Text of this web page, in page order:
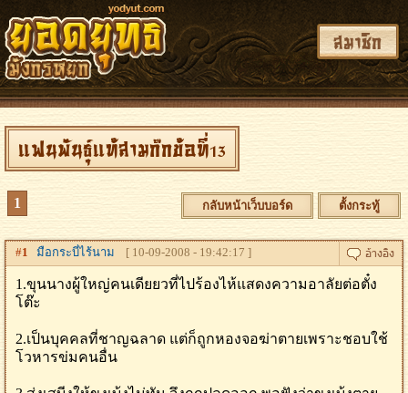
สมาชิก
แฟนพันธุ์แท้สามก๊กข้อที่13
1 กลับหน้าเว็บบอร์ด ตั้งกระทู้
#1 มือกระบี่ไร้นาม [ 10-09-2008 - 19:42:17 ]
1.ขุนนางผู้ใหญ่คนเดียยวที่ไปร้องไห้แสดงความอาลัยต่อตั๋ง
โต๊ะ
2.เป็นบุคคลที่ชาญฉลาด แต่ก็ถูกหองจอฆ่าตายเพราะชอบใช้
โวหารข่มคนอื่น